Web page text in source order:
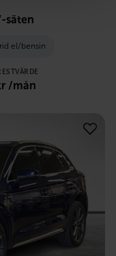
säten
el/bensin
/mån